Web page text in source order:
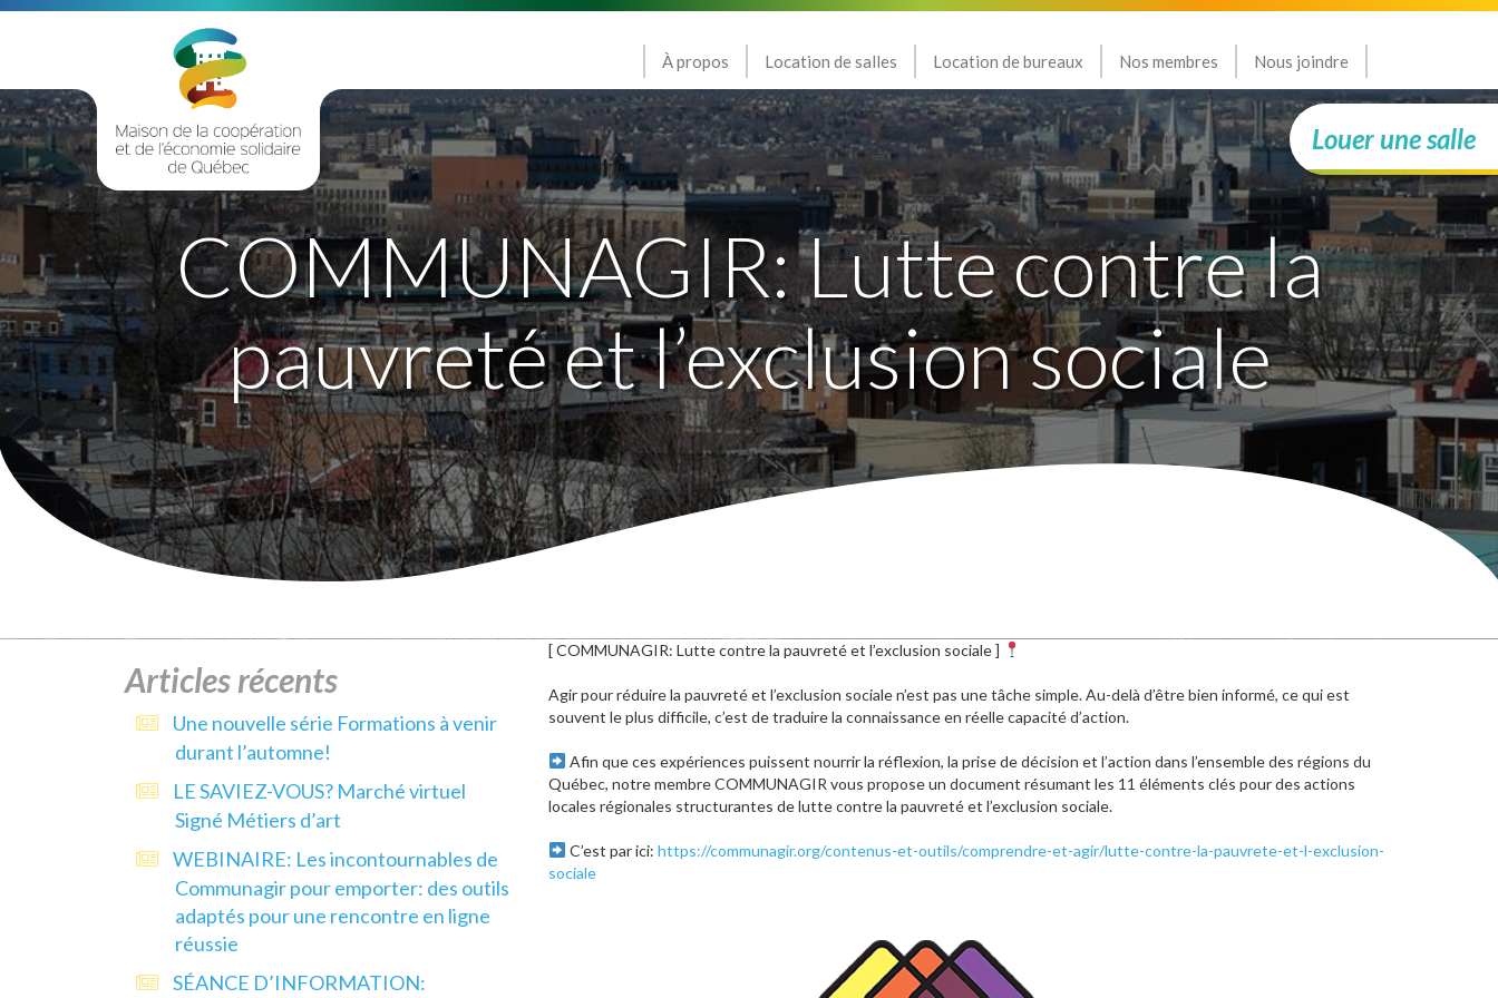
À propos Location de salles Location de bureaux Nos membres Nous joindre
Louer une salle
COMMUNAGIR: Lutte contre la
pauvreté et l’exclusion sociale
[ COMMUNAGIR: Lutte contre la pauvreté et l’exclusion sociale ]
Agir pour réduire la pauvreté et l’exclusion sociale n’est pas une tâche simple. Au-delà d’être bien informé, ce qui est
souvent le plus difficile, c’est de traduire la connaissance en réelle capacité d’action.
Afin que ces expériences puissent nourrir la réflexion, la prise de décision et l’action dans l’ensemble des régions du
Québec, notre membreCOMMUNAGIR vous propose un document résumant les 11 éléments clés pour des actions
locales régionales structurantes de lutte contre la pauvreté et l’exclusion sociale.
C’est par ici: https://communagir.org/contenus-et-outils/comprendre-et-agir/lutte-contre-la-pauvrete-et-l-exclusion-
sociale
Articles récents
Une nouvelle série Formations à venir
durant l’automne!
LE SAVIEZ-VOUS? Marché virtuel
Signé Métiers d’art
WEBINAIRE: Les incontournables de
Communagir pour emporter: des outils
adaptés pour une rencontre en ligne
réussie
SÉANCE D’INFORMATION: